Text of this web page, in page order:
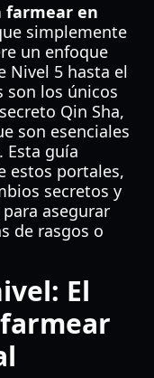
farmear en
simplemente
un enfoque
Nivel 5 hasta el
son los únicos
Qin Sha,
son esenciales
Esta guía
estos portales,
secretos y
asegurar
de rasgos o
El